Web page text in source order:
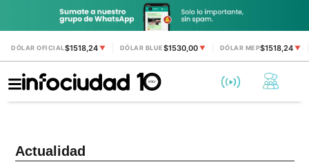
DÓLAR OFICIAL$1518,24 ▼ DÓLAR BLUE$1530,00 ▼ DÓLAR MEP$1518,24▼
Actualidad